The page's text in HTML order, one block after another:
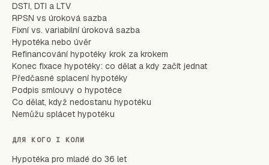
DSTI, DTI a LTV
RPSN vs úroková sazba
Fixní vs. variabilní úroková sazba
Hypotéka nebo úvěr
Refinancování hypotéky krok za krokem
Konec fixace hypotéky: co dělat a kdy začít jednat
Předčasné splacení hypotéky
Podpis smlouvy o hypotéce
Co dělat, když nedostanu hypotéku
Nemůžu splácet hypotéku
ДЛЯ КОГО І КОЛИ
Hypotéka pro mladé do 36 let